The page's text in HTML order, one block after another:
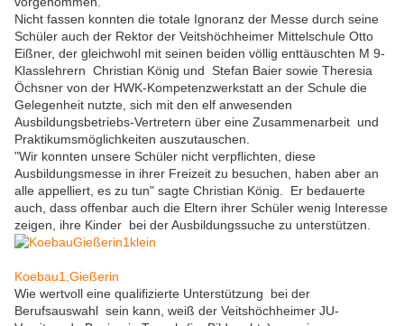
Nicht fassen konnten die totale Ignoranz der Messe durch seine
Schüler auch der Rektor der Veitshöchheimer Mittelschule Otto
Eißner, der gleichwohl mit seinen beiden völlig enttäuschten M 9-
Klasslehrern Christian König und Stefan Baier sowie Theresia
Öchsner von der HWK-Kompetenzwerkstatt an der Schule die
Gelegenheit nutzte, sich mit den elf anwesenden
Ausbildungsbetriebs-Vertretern über eine Zusammenarbeit und
Praktikumsmöglichkeiten auszutauschen.
"Wir konnten unsere Schüler nicht verpflichten, diese
Ausbildungsmesse in ihrer Freizeit zu besuchen, haben aber an
alle appelliert, es zu tun" sagte Christian König. Er bedauerte
auch, dass offenbar auch die Eltern ihrer Schüler wenig Interesse
zeigen, ihre Kinder bei der Ausbildungssuche zu unterstützen.
Koebau1,Gießerin
Wie wertvoll eine qualifizierte Unterstützung bei der
Berufsauswahl sein kann, weiß der Veitshöchheimer JU-